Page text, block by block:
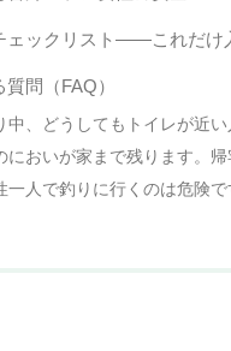
ェックリスト——これだけ
問（FAQ）
中、どうしてもトイレが近い
においが家まで残ります。帰
一人で釣りに行くのは危険で